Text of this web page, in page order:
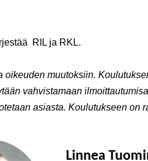
RIL ja RKL.
oikeuden muutoksiin.
vahvistamaan
asiasta. Koulutukseen on
Linnea